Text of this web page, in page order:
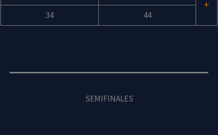
+
34 44
SEMIFINALES